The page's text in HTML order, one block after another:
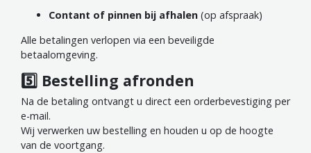
Contant of pinnen bij afhalen (op afspraak)
Alle betalingen verlopen via een beveiligde
betaalomgeving.
5️⃣ Bestelling afronden
Na de betaling ontvangt u direct een orderbevestiging per
e-mail.
Wij verwerken uw bestelling en houden u op de hoogte
van de voortgang.